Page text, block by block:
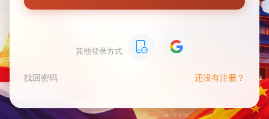
其他登录方式
找回密码 还没有注册？